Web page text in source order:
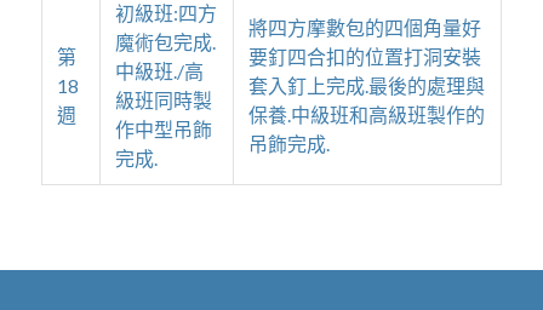
第
18
週
初級班:四方
魔術包完成.
中級班./高
級班同時製
作中型吊飾
完成.
將四方摩數包的四個角量好
要釘四合扣的位置打洞安裝
套入釘上完成.最後的處理與
保養.中級班和高級班製作的
吊飾完成.